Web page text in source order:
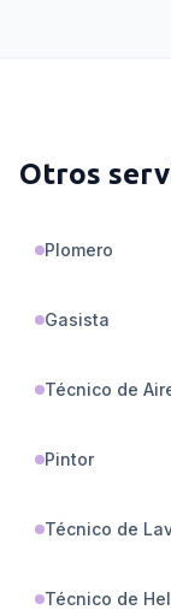
Otros
Plomero
Gasista
Técnico de
Pintor
Técnico de
Técnico de